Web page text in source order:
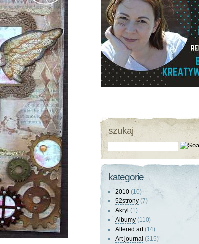
szukaj
kategorie
2010 (10)
52strony (7)
Akryl (1)
Albumy (110)
Altered art(14)
Art journal (315)